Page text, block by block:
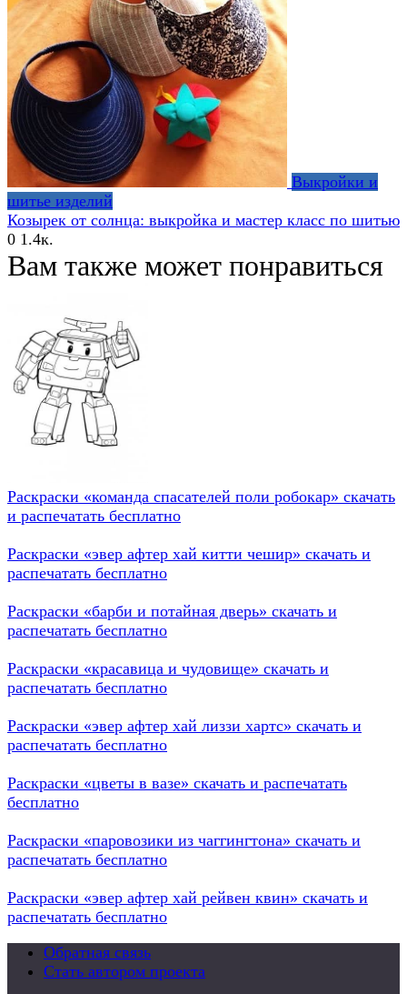
Выкройки и
шитье изделий
Козырек от солнца: выкройка и мастер класс по шитью
0 1.4к.
Вам также может понравиться
Раскраски «команда спасателей поли робокар» скачать
и распечатать бесплатно
Раскраски «эвер афтер хай китти чешир» скачать и
распечатать бесплатно
Раскраски «барби и потайная дверь» скачать и
распечатать бесплатно
Раскраски «красавица и чудовище» скачать и
распечатать бесплатно
Раскраски «эвер афтер хай лиззи хартс» скачать и
распечатать бесплатно
Раскраски «цветы в вазе» скачать и распечатать
бесплатно
Раскраски «паровозики из чаггингтона» скачать и
распечатать бесплатно
Раскраски «эвер афтер хай рейвен квин» скачать и
распечатать бесплатно
Обратная связь
Стать автором проекта